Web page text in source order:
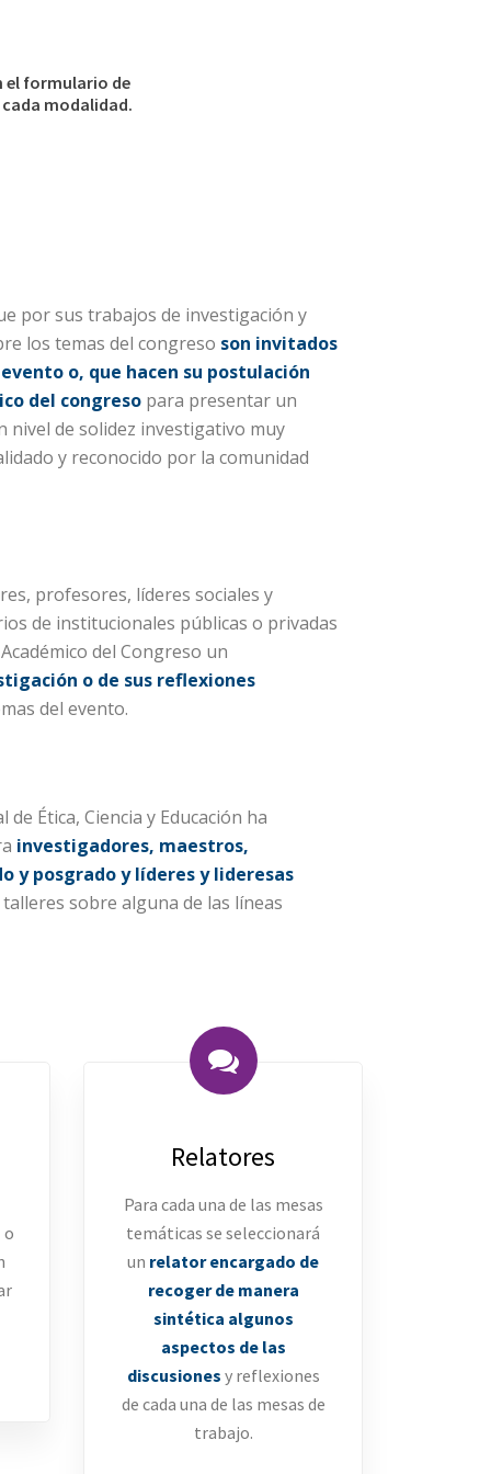
el formulario de
modalidad.
por sus trabajos de investigación y
los temas del congreso son invitados
o, que hacen su postulación
del congresopara presentar un
nivel de solidez investigativo muy
y reconocido por la comunidad
profesores, líderes sociales y
de institucionales públicas o privadas
del Congreso un
o de sus reflexiones
del evento.
Ética, Ciencia y Educación ha
investigadores, maestros,
y posgrado y líderes y lideresas
sobre alguna de las líneas
o
Relatores
Para cada una de las mesas
temáticas se seleccionará
un relator encargado de
recoger de manera
sintética algunos
aspectos de las
discusiones y reflexiones
de cada una de las mesas de
trabajo.